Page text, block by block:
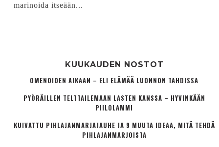
marinoida itseään...
KUUKAUDEN NOSTOT
OMENOIDEN AIKAAN – ELI ELÄMÄÄ LUONNON TAHDISSA
PYÖRÄILLEN TELTTAILEMAAN LASTEN KANSSA – HYVINKÄÄN
PIILOLAMMI
KUIVATTU PIHLAJANMARJAJAUHE JA 9 MUUTA IDEAA, MITÄ TEHDÄ
PIHLAJANMARJOISTA